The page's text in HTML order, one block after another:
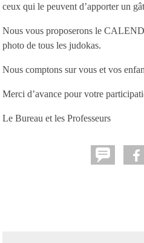
ceux qui le peuvent d’apporter un
Nous vous proposerons le
photo de tous les judokas.
Nous comptons sur vous et vos
Merci d’avance pour votre
Le Bureau et les Professeurs